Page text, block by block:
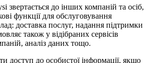
звертається до інших компаній та осіб,
функції для обслуговування
доставка послуг, надання підтримки
також у відібраних сервісів
аналіз даних тощо.
доступ до особистої інформації, якщо